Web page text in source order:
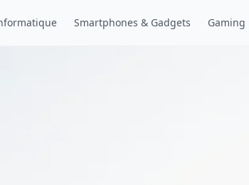
Smartphones & Gadgets Gaming